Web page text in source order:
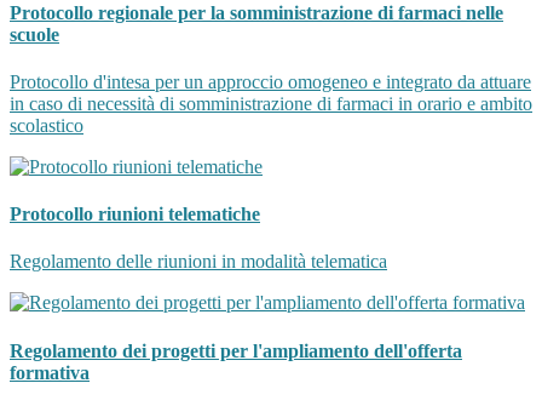
Protocollo regionale per la somministrazione di farmaci nelle
scuole
Protocollo d'intesa per un approccio omogeneo e integrato da attuare
in caso di necessità di somministrazione di farmaci in orario e ambito
scolastico
Protocollo riunioni telematiche
Regolamento delle riunioni in modalità telematica
Regolamento dei progetti per l'ampliamento dell'offerta
formativa